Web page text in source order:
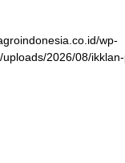
wp-
uploads/2026/08/